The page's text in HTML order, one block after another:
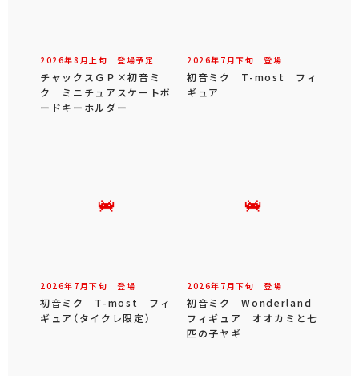
2026年8 月 上旬 登場予定
チャックスＧＰ×初音ミ
ク ミニチュアスケートボ
ードキーホルダー
2026年 7 月下旬 登場
初音ミク T-most フィ
ギュア
2026年 7 月下旬 登場
初音ミク T-most フィ
ギュア（タイクレ限定）
2026年 7 月下旬 登場
初音ミク Wonderland
フィギュア オオカミと七
匹の子ヤギ